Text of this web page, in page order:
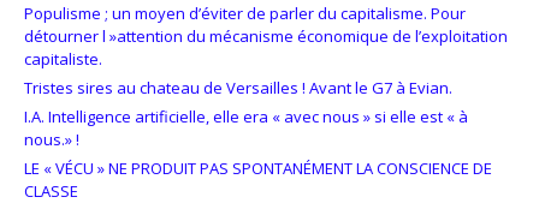
Populisme ; un moyen d’éviter de parler du capitalisme. Pour
détourner l »attention du mécanisme économique de l’exploitation
capitaliste.
Tristes sires au chateau de Versailles ! Avant le G7 à Evian.
I.A. Intelligence artificielle, elle era « avec nous » si elle est « à
nous.» !
LE « VÉCU » NE PRODUIT PAS SPONTANÉMENT LA CONSCIENCE DE
CLASSE